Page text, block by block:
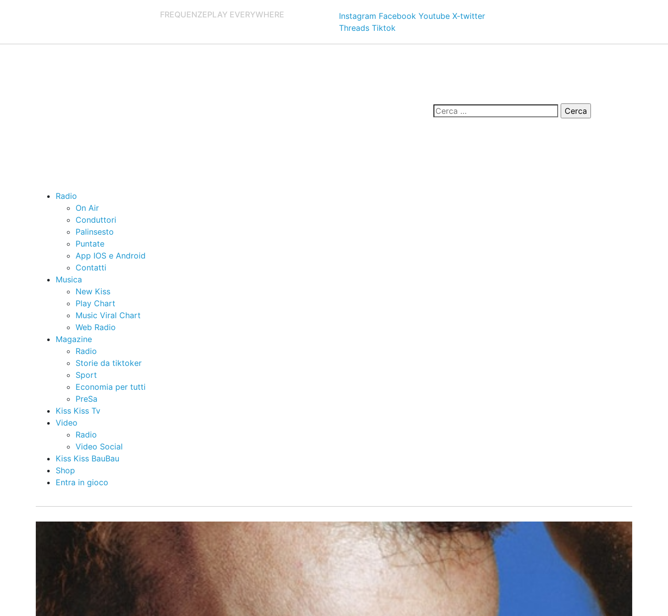
FREQUENZEPLAY EVERYWHERE Instagram Facebook Youtube X-twitter
Threads Tiktok
Radio
On Air
Conduttori
Palinsesto
Puntate
App IOS e Android
Contatti
Musica
New Kiss
Play Chart
Music Viral Chart
Web Radio
Magazine
Radio
Storie da tiktoker
Sport
Economia per tutti
PreSa
Kiss Kiss Tv
Video
Radio
Video Social
Kiss Kiss BauBau
Shop
Entra in gioco